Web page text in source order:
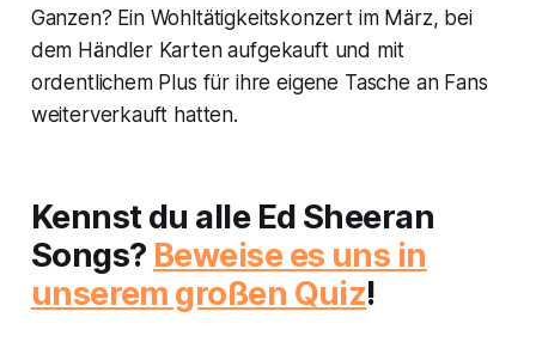
Ganzen? Ein Wohltätigkeitskonzert im März, bei
dem Händler Karten aufgekauft und mit
ordentlichem Plus für ihre eigene Tasche an Fans
weiterverkauft hatten.
Kennst du alle Ed Sheeran
Songs? Beweise es uns in
unserem großen Quiz!